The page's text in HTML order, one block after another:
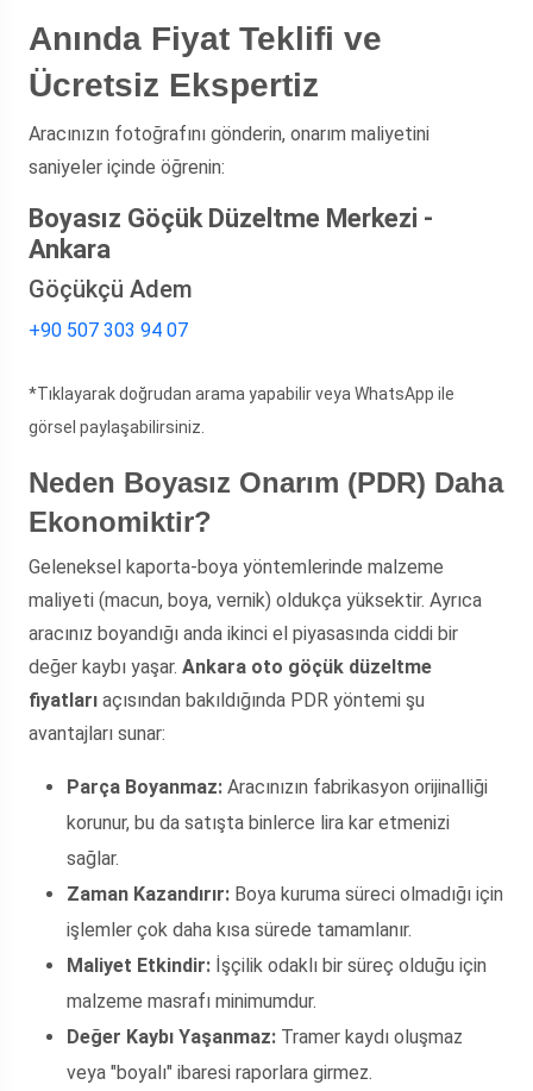
Anında Fiyat Teklifi ve
Ücretsiz Ekspertiz
Aracınızın fotoğrafını gönderin, onarım maliyetini
saniyeler içinde öğrenin:
Boyasız Göçük Düzeltme Merkezi -
Ankara
Göçükçü Adem
+90 507 303 94 07
*Tıklayarak doğrudan arama yapabilir veya WhatsApp ile
görsel paylaşabilirsiniz.
Neden Boyasız Onarım (PDR) Daha
Ekonomiktir?
Geleneksel kaporta-boya yöntemlerinde malzeme
maliyeti (macun, boya, vernik) oldukça yüksektir. Ayrıca
aracınız boyandığı anda ikinci el piyasasında ciddi bir
değer kaybı yaşar. Ankara oto göçük düzeltme
fiyatları açısından bakıldığında PDR yöntemi şu
avantajları sunar:
Parça Boyanmaz: Aracınızın fabrikasyon orijinalliği
korunur, bu da satışta binlerce lira kar etmenizi
sağlar.
Zaman Kazandırır: Boya kuruma süreci olmadığı için
işlemler çok daha kısa sürede tamamlanır.
Maliyet Etkindir: İşçilik odaklı bir süreç olduğu için
malzeme masrafı minimumdur.
Değer Kaybı Yaşanmaz: Tramer kaydı oluşmaz
veya "boyalı" ibaresi raporlara girmez.